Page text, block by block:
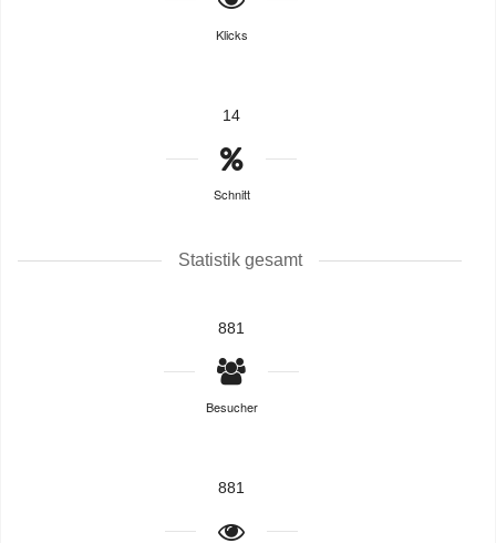
Klicks
14
Schnitt
Statistik gesamt
881
Besucher
881